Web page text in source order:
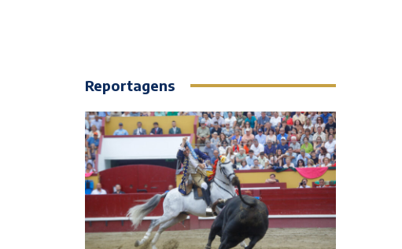
Reportagens